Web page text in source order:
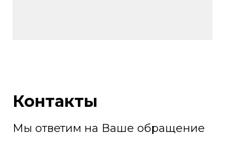
Контакты
Мы ответим на Ваше обращение